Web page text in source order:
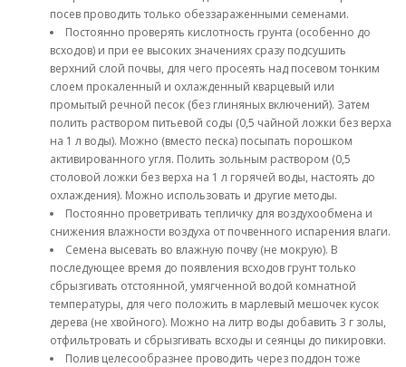
посев проводить только обеззараженными семенами.
Постоянно проверять кислотность грунта (особенно до
всходов) и при ее высоких значениях сразу подсушить
верхний слой почвы, для чего просеять над посевом тонким
слоем прокаленный и охлажденный кварцевый или
промытый речной песок (без глиняных включений). Затем
полить раствором питьевой соды (0,5 чайной ложки без верха
на 1 л воды). Можно (вместо песка) посыпать порошком
активированного угля. Полить зольным раствором (0,5
столовой ложки без верха на 1 л горячей воды, настоять до
охлаждения). Можно использовать и другие методы.
Постоянно проветривать тепличку для воздухообмена и
снижения влажности воздуха от почвенного испарения влаги.
Семена высевать во влажную почву (не мокрую). В
последующее время до появления всходов грунт только
сбрызгивать отстоянной, умягченной водой комнатной
температуры, для чего положить в марлевый мешочек кусок
дерева (не хвойного). Можно на литр воды добавить 3 г золы,
отфильтровать и сбрызгивать всходы и сеянцы до пикировки.
Полив целесообразнее проводить через поддон тоже